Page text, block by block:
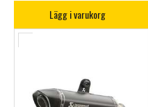
Lägg i varukorg